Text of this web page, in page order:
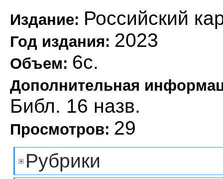
Издание: Российский
Год издания: 2023
Объем: 6с.
Дополнительная
Библ. 16 назв.
Просмотров: 29
Рубрики